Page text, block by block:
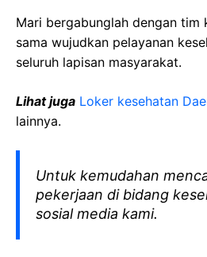
Mari bergabunglah dengan tim
sama wujudkan pelayanan
seluruh lapisan masyarakat.
Lihat juga Loker kesehatan
lainnya.
Untuk kemudahan
pekerjaan di bidang
sosial media kami.